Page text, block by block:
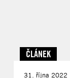
ČLÁNEK
31. října 2022